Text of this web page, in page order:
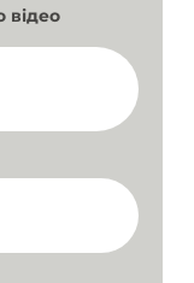
відео